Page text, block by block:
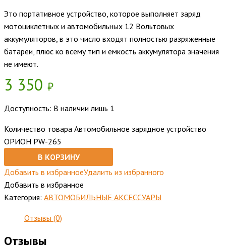
Это портативное устройство, которое выполняет заряд
мотоциклетных и автомобильных 12 Вольтовых
аккумуляторов, в это число входят полностью разряженные
батареи, плюс ко всему тип и емкость аккумулятора значения
не имеют.
3 350 ₽
Доступность: В наличии лишь 1
Количество товара Автомобильное зарядное устройство
ОРИОН PW-265
В КОРЗИНУ
Добавить в избранноеУдалить из избранного
Добавить в избранное
Категория: АВТОМОБИЛЬНЫЕ АКСЕССУАРЫ
Отзывы (0)
Отзывы